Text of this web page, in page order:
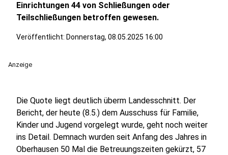
Einrichtungen 44 von Schließungen oder
Teilschließungen betroffen gewesen.
Veröffentlicht: Donnerstag, 08.05.2025 16:00
Anzeige
Die Quote liegt deutlich überm Landesschnitt. Der
Bericht, der heute (8.5.) dem Ausschuss für Familie,
Kinder und Jugend vorgelegt wurde, geht noch weiter
ins Detail. Demnach wurden seit Anfang des Jahres in
Oberhausen 50 Mal die Betreuungszeiten gekürzt, 57